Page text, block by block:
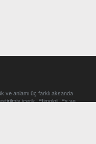
ve anlamı üç farklı aksanda
içerik. Etimoloji, Eş ve